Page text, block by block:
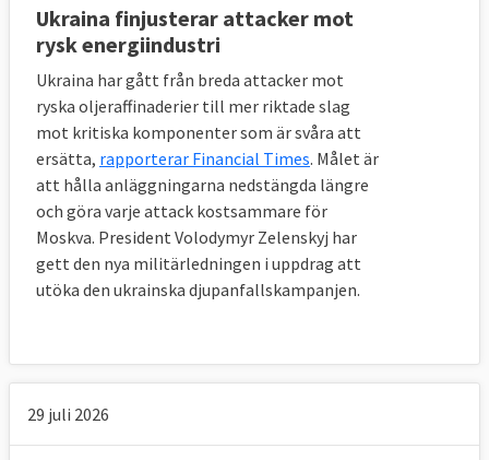
Ukraina finjusterar attacker mot
rysk energiindustri
Ukraina har gått från breda attacker mot
ryska oljeraffinaderier till mer riktade slag
mot kritiska komponenter som är svåra att
ersätta, rapporterar Financial Times. Målet är
att hålla anläggningarna nedstängda längre
och göra varje attack kostsammare för
Moskva. President Volodymyr Zelenskyj har
gett den nya militärledningen i uppdrag att
utöka den ukrainska djupanfallskampanjen.
29 juli 2026